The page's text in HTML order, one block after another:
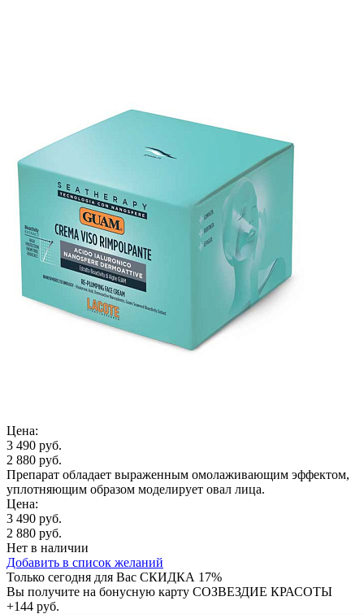
Цена:
3 490 руб.
2 880 руб.
Препарат обладает выраженным омолаживающим эффектом,
уплотняющим образом моделирует овал лица.
Цена:
3 490 руб.
2 880 руб.
Нет в наличии
Добавить в список желаний
Только сегодня для Вас СКИДКА 17%
Вы получите на бонусную карту СОЗВЕЗДИЕ КРАСОТЫ
+144 руб.